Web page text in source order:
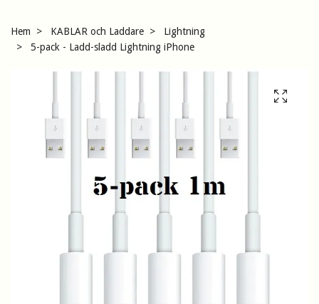
Hem KABLAR och Laddare
Lightning
5-pack - Ladd-sladd Lightning iPhone